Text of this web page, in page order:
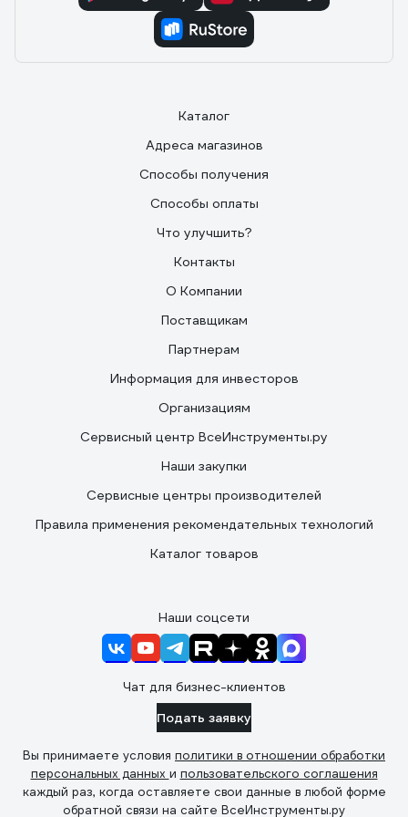
Каталог
Адреса магазинов
Способы получения
Способы оплаты
Что улучшить?
Контакты
О Компании
Поставщикам
Партнерам
Информация для инвесторов
Организациям
Сервисный центр ВсеИнструменты.ру
Наши закупки
Сервисные центры производителей
Правила применения рекомендательных технологий
Каталог товаров
Наши соцсети
Чат для бизнес-клиентов
Подать заявку
Вы принимаете условия политики в отношении обработки
персональных данных и пользовательского соглашения
каждый раз, когда оставляете свои данные в любой форме
обратной связи на сайте ВсеИнструменты.ру